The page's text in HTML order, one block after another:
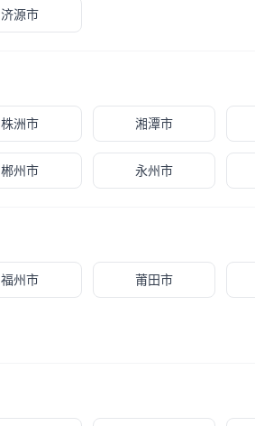
济源市
株洲市 湘潭市
郴州市 永州市
福州市 莆田市